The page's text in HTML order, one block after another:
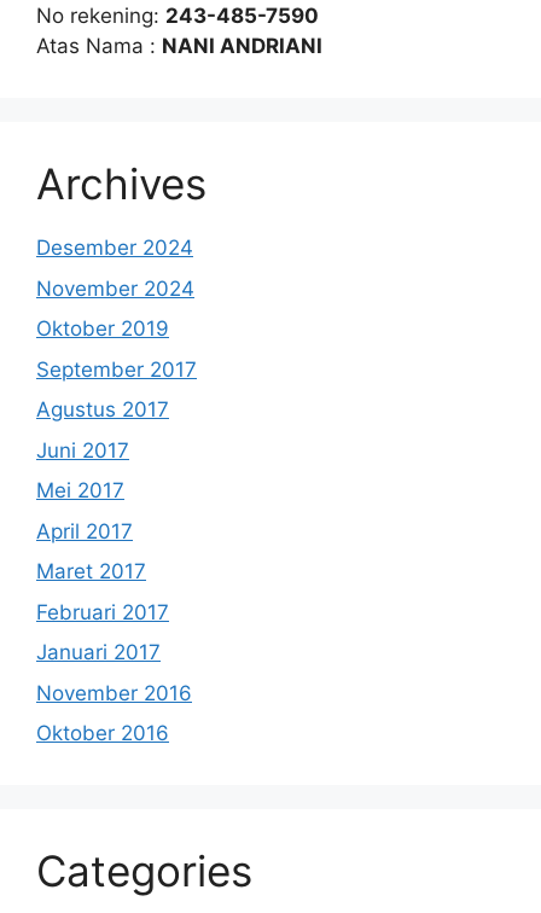
No rekening: 243-485-7590
Atas Nama : NANI ANDRIANI
Archives
Desember 2024
November 2024
Oktober 2019
September 2017
Agustus 2017
Juni 2017
Mei 2017
April 2017
Maret 2017
Februari 2017
Januari 2017
November 2016
Oktober 2016
Categories